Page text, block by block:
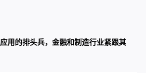
应用的排头兵，金融和制造行业紧跟其